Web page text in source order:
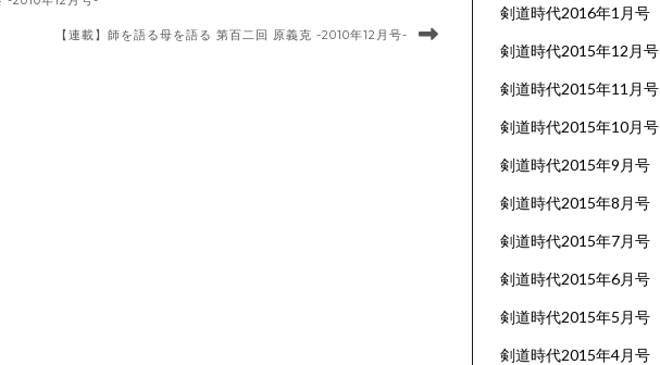
【連載】師を語る母を語る 第百二回 原義克 -2010年12月号-
剣道時代2016年1月号
剣道時代2015年12月号
剣道時代2015年11月号
剣道時代2015年10月号
剣道時代2015年9月号
剣道時代2015年8月号
剣道時代2015年7月号
剣道時代2015年6月号
剣道時代2015年5月号
剣道時代2015年4月号